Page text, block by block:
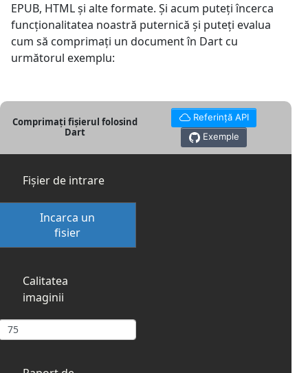
EPUB, HTML și alte formate. Și acum puteți încerca
funcționalitatea noastră puternică și puteți evalua
cum să comprimați un document în Dart cu
următorul exemplu:
Comprimați fișierul folosind
Dart
Referință API
Exemple
Fișier de intrare
Incarca un
fisier
Calitatea
imaginii